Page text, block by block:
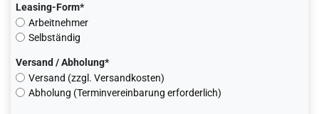
Leasing-Form*
Arbeitnehmer
Selbständig
Versand / Abholung*
Versand (zzgl. Versandkosten)
Abholung (Terminvereinbarung erforderlich)